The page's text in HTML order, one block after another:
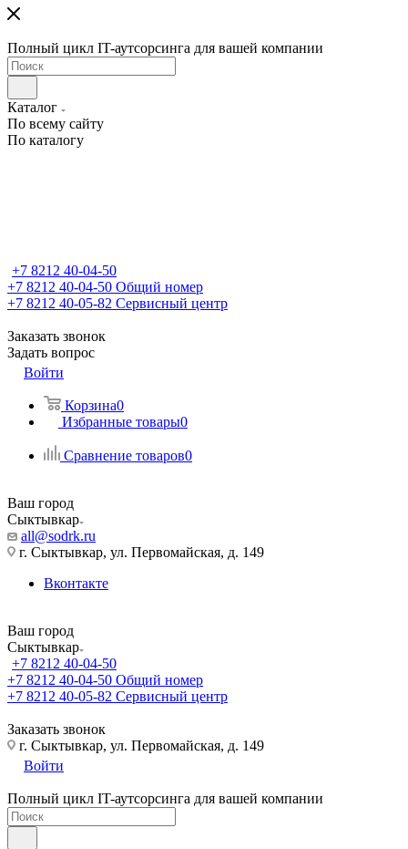
Полный цикл IT-аутсорсинга для вашей компании
Каталог
По всему сайту
По каталогу
+7 8212 40-04-50
+7 8212 40-04-50 Общий номер
+7 8212 40-05-82 Сервисный центр
Заказать звонок
Задать вопрос
Войти
Корзина0
Избранные товары0
Сравнение товаров0
Ваш город
Сыктывкар
all@sodrk.ru
г. Сыктывкар, ул. Первомайская, д. 149
Вконтакте
Ваш город
Сыктывкар
+7 8212 40-04-50
+7 8212 40-04-50 Общий номер
+7 8212 40-05-82 Сервисный центр
Заказать звонок
г. Сыктывкар, ул. Первомайская, д. 149
Войти
Полный цикл IT-аутсорсинга для вашей компании